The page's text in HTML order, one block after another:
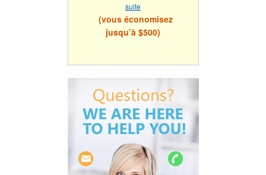
suite
(vous économisez
jusqu’à $500)